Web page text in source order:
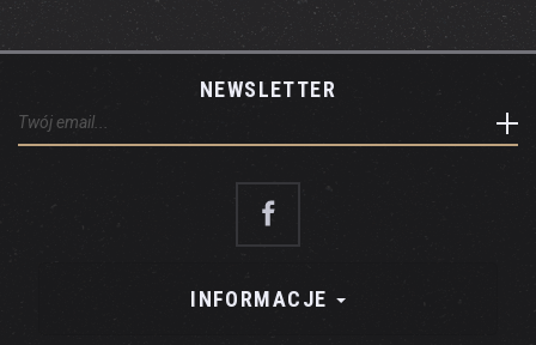
NEWSLETTER
INFORMACJE